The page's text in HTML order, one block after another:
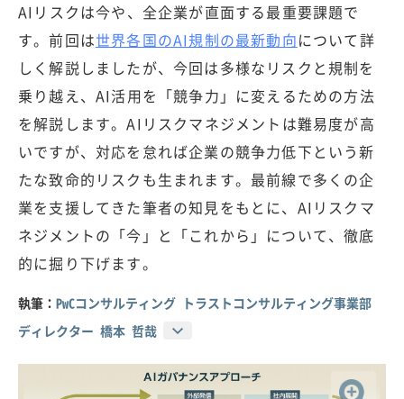
AIリスクは今や、全企業が直面する最重要課題で
す。前回は世界各国のAI規制の最新動向について詳
しく解説しましたが、今回は多様なリスクと規制を
乗り越え、AI活用を「競争力」に変えるための方法
を解説します。AIリスクマネジメントは難易度が高
いですが、対応を怠れば企業の競争力低下という新
たな致命的リスクも生まれます。最前線で多くの企
業を支援してきた筆者の知見をもとに、AIリスクマ
ネジメントの「今」と「これから」について、徹底
的に掘り下げます。
執筆： PwCコンサルティング トラストコンサルティング事業部
ディレクター 橋本 哲哉